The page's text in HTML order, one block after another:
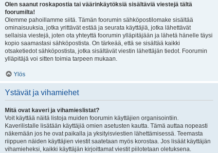
Olen saanut roskapostia tai väärinkäytöksiä sisältäviä viestejä tältä
foorumilta!
Olemme pahoillamme siitä. Tämän foorumin sähköpostilomake sisältää
ominaisuuksia, jotka yrittävät estää ja seurata käyttäjiä, jotka lähettävät
sellaisia viestejä, joten ota yhteyttä foorumin ylläpitäjään ja lähetä hänelle täysi
kopio saamastasi sähköpostista. On tärkeää, että se sisältää kaikki
otsaketiedot sähköpostista, jotka sisältävät viestin lähettäjän tiedot. Foorumin
ylläpitäjä voi sitten toimia tarpeen mukaan.
Ylös
Ystävät ja vihamiehet
Mitä ovat kaveri ja vihamieslistat?
Voit käyttää näitä listoja muiden foorumin käyttäjien organisointiin.
Kaverilistalle lisätään käyttäjiä omien asetusten kautta. Tämä auttaa nopeasti
näkemään jos he ovat paikalla ja yksityisviestien lähettämisessä. Teemasta
riippuen näiden käyttäjien viestit saatetaan myös korostaa. Jos lisäät käyttäjän
vihamieheksi, kaikki käyttäjän kirjoittamat viestit piilotetaan oletuksena.